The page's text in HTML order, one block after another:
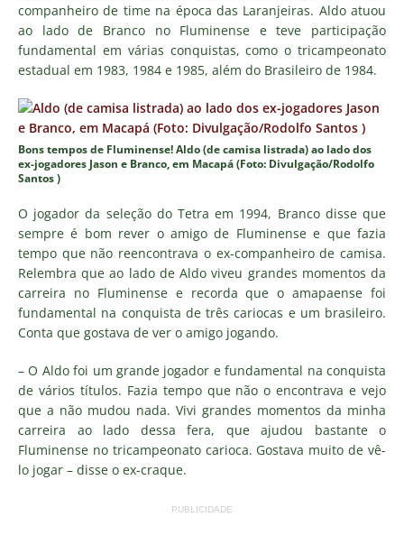
companheiro de time na época das Laranjeiras. Aldo atuou
ao lado de Branco no Fluminense e teve participação
fundamental em várias conquistas, como o tricampeonato
estadual em 1983, 1984 e 1985, além do Brasileiro de 1984.
Bons tempos de Fluminense! Aldo (de camisa listrada) ao lado dos
ex-jogadores Jason e Branco, em Macapá (Foto: Divulgação/Rodolfo
Santos )
O jogador da seleção do Tetra em 1994, Branco disse que
sempre é bom rever o amigo de Fluminense e que fazia
tempo que não reencontrava o ex-companheiro de camisa.
Relembra que ao lado de Aldo viveu grandes momentos da
carreira no Fluminense e recorda que o amapaense foi
fundamental na conquista de três cariocas e um brasileiro.
Conta que gostava de ver o amigo jogando.
– O Aldo foi um grande jogador e fundamental na conquista
de vários títulos. Fazia tempo que não o encontrava e vejo
que a não mudou nada. Vivi grandes momentos da minha
carreira ao lado dessa fera, que ajudou bastante o
Fluminense no tricampeonato carioca. Gostava muito de vê-
lo jogar – disse o ex-craque.
PUBLICIDADE